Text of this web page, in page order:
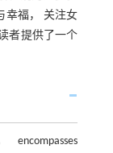
幸福， 关注女
者提供了一个
encompasses